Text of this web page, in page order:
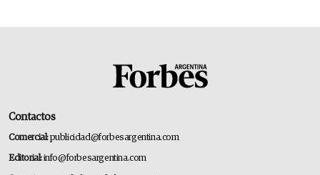
Contactos
Comercial:publicidad@forbesargentina.com
Editorial:info@forbesargentina.com